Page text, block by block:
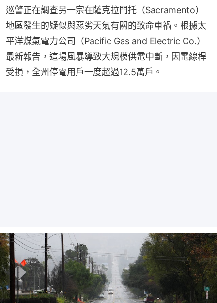
巡警正在調查另一宗在薩克拉門托（Sacramento）
地區發生的疑似與惡劣天氣有關的致命車禍。根據太
平洋煤氣電力公司（Pacific Gas and Electric Co.）
最新報告，這場風暴導致大規模供電中斷，因電線桿
受損，全州停電用戶一度超過12.5萬戶。